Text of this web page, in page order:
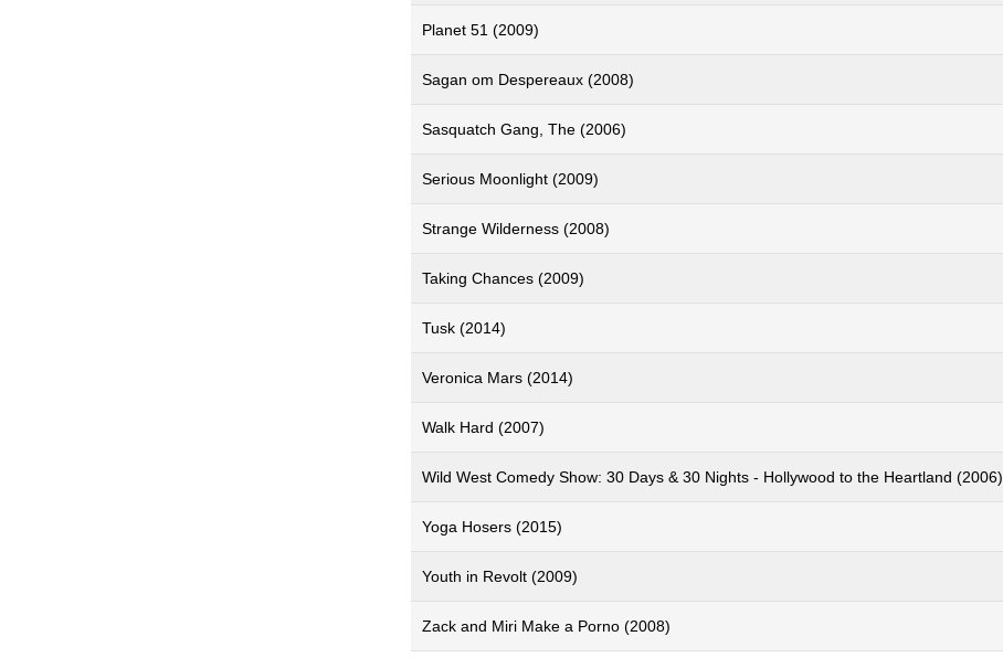
Planet 51 (2009)
Sagan om Despereaux (2008)
Sasquatch Gang, The (2006)
Serious Moonlight (2009)
Strange Wilderness (2008)
Taking Chances (2009)
Tusk (2014)
Veronica Mars (2014)
Walk Hard (2007)
Wild West Comedy Show: 30 Days & 30 Nights - Hollywood to the Heartland (2006)
Yoga Hosers (2015)
Youth in Revolt (2009)
Zack and Miri Make a Porno (2008)